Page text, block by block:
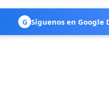
G Síguenos en Google